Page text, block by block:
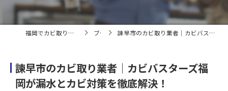
福岡でカビ取りならカビバスターズ福岡 ブログ 諫早市のカビ取り業者｜カビバスターズ福岡が漏水とカビ対策を徹底解決！
諫早市のカビ取り業者｜カビバスターズ福
岡が漏水とカビ対策を徹底解決！